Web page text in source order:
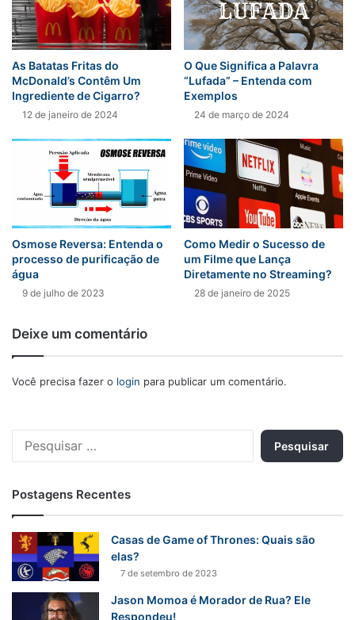
As Batatas Fritas do
McDonald’s Contêm Um
Ingrediente de Cigarro?
12 de janeiro de 2024
O Que Significa a Palavra
“Lufada” – Entenda com
Exemplos
24 de março de 2024
Osmose Reversa: Entenda o
processo de purificação de
água
9 de julho de 2023
Como Medir o Sucesso de
um Filme que Lança
Diretamente no Streaming?
28 de janeiro de 2025
Deixe um comentário
Você precisa fazer o login para publicar um comentário.
Pesquisar
por:
Postagens Recentes
Casas de Game of Thrones: Quais são
elas?
7 de setembro de 2023
Jason Momoa é Morador de Rua? Ele
Respondeu!